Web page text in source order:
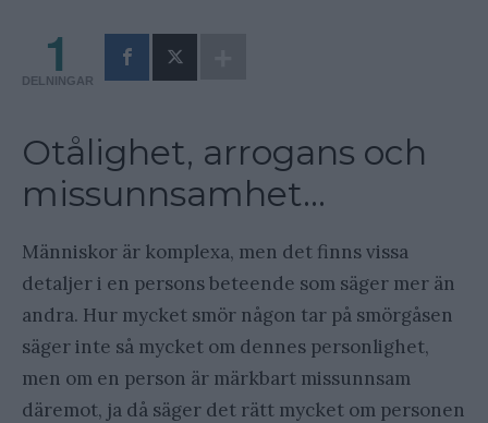
1
DELNINGAR
Otålighet, arrogans och
missunnsamhet…
Människor är komplexa, men det finns vissa
detaljer i en persons beteende som säger mer än
andra. Hur mycket smör någon tar på smörgåsen
säger inte så mycket om dennes personlighet,
men om en person är märkbart missunnsam
däremot, ja då säger det rätt mycket om personen